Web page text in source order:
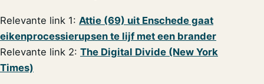
Relevante link 1: Attie (69) uit Enschede gaat
eikenprocessierupsen te lijf met een brander
Relevante link 2: The Digital Divide (New York
Times)